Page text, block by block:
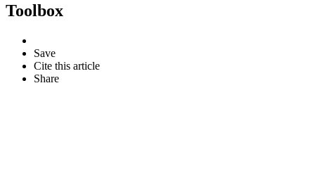
Toolbox
Save
Cite this article
Share